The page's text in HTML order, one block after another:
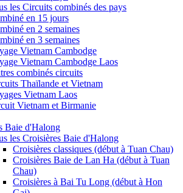
les Circuits combinés des pays
en 15 jours
en 2 semaines
en 3 semaines
Vietnam Cambodge
Vietnam Cambodge Laos
combinés circuits
Thaïlande et Vietnam
Vietnam Laos
Vietnam et Birmanie
Baie d'Halong
les Croisières Baie d'Halong
Croisières classiques (début à Tuan Chau)
Croisières Baie de Lan Ha (début à Tuan
Chau)
Croisières à Bai Tu Long (début à Hon